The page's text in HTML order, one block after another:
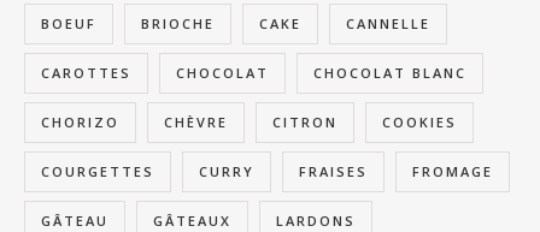
BOEUF BRIOCHE CAKE CANNELLE
CAROTTES CHOCOLAT CHOCOLAT BLANC
CHORIZO CHÈVRE CITRON COOKIES
COURGETTES CURRY FRAISES FROMAGE
GÂTEAU GÂTEAUX LARDONS